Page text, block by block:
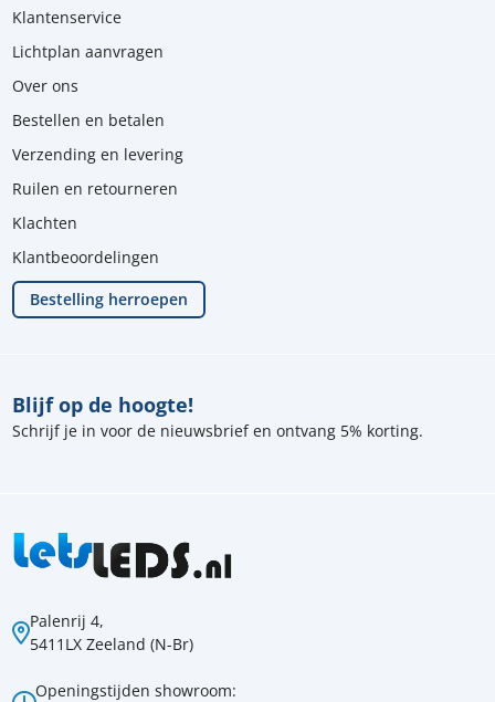
Palenrij 4,
5411LX Zeeland (N-Br)
Openingstijden showroom:
Blijf op de hoogte!
Schrijf je in voor de nieuwsbrief en ontvang 5% korting.
Klantenservice
Lichtplan aanvragen
Over ons
Bestellen en betalen
Verzending en levering
Ruilen en retourneren
Klachten
Klantbeoordelingen
Bestelling herroepen